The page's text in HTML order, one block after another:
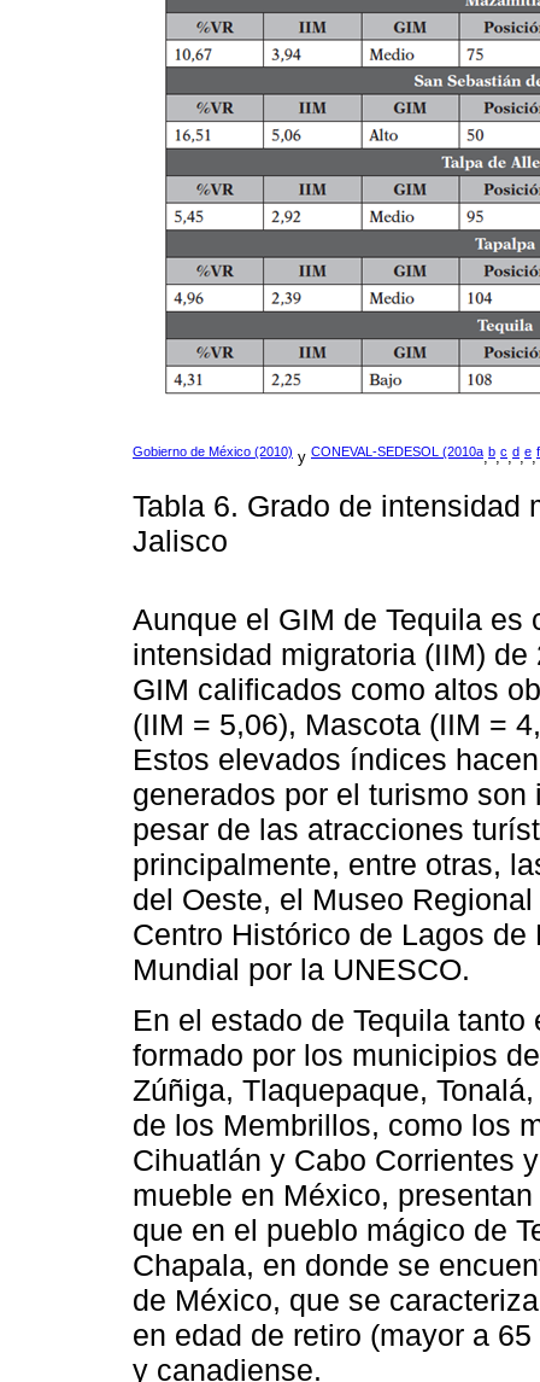
Gobierno de México (2010) y CONEVAL-SEDESOL (2010a,b,c,d,e,f
Tabla 6. Grado de intensidad
Jalisco
Aunque el GIM de Tequila
intensidad migratoria (IIM)
GIM calificados como altos
(IIM = 5,06), Mascota (IIM =
Estos elevados índices
generados por el turismo
pesar de las atracciones
principalmente, entre otras,
del Oeste, el Museo
Centro Histórico de Lagos
Mundial por la UNESCO.
En el estado de Tequila
formado por los municipios
Zúñiga, Tlaquepaque,
de los Membrillos, como los
Cihuatlán y Cabo Corrientes
mueble en México,
que en el pueblo mágico de
Chapala, en donde se
de México, que se
en edad de retiro (mayor a
y canadiense.